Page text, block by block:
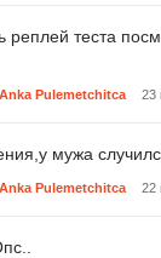
реплей теста
Anka Pulemetchitca 23
мужа
Anka Pulemetchitca 22